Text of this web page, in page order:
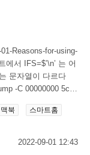
Reasons-for-using-
-C 00000000 5c
맥북 스마트홈
2022-09-01 12:43